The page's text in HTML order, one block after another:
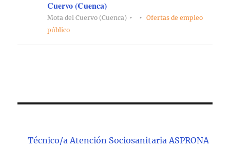
Cuervo (Cuenca)
Mota del Cuervo (Cuenca)
Ofertas de empleo
público
Técnico/a Atención Sociosanitaria ASPRONA